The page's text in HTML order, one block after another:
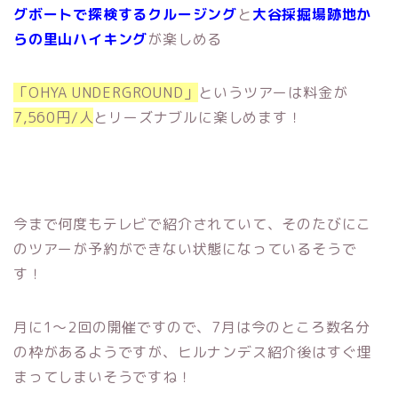
グボートで探検するクルージングと大谷採掘場跡地か
らの里山ハイキングが楽しめる
「OHYA UNDERGROUND」 というツアーは料金が
7,560円/人とリーズナブルに楽しめます！
今まで何度もテレビで紹介されていて、そのたびにこ
のツアーが予約ができない状態になっているそうで
す！
月に1～2回の開催ですので、7月は今のところ数名分
の枠があるようですが、ヒルナンデス紹介後はすぐ埋
まってしまいそうですね！